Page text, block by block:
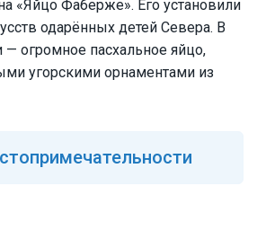
«Яйцо Фаберже». Его установили
одарённых детей Севера. В
огромное пасхальное яйцо,
угорскими орнаментами из